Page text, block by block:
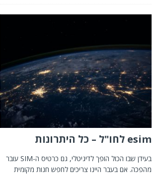
esim לחו"ל – כל היתרונות
בעידן שבו הכול הופך לדיגיטלי, גם כרטיס ה-SIM עובר
מהפכה. אם בעבר היינו צריכים לחפש חנות מקומית